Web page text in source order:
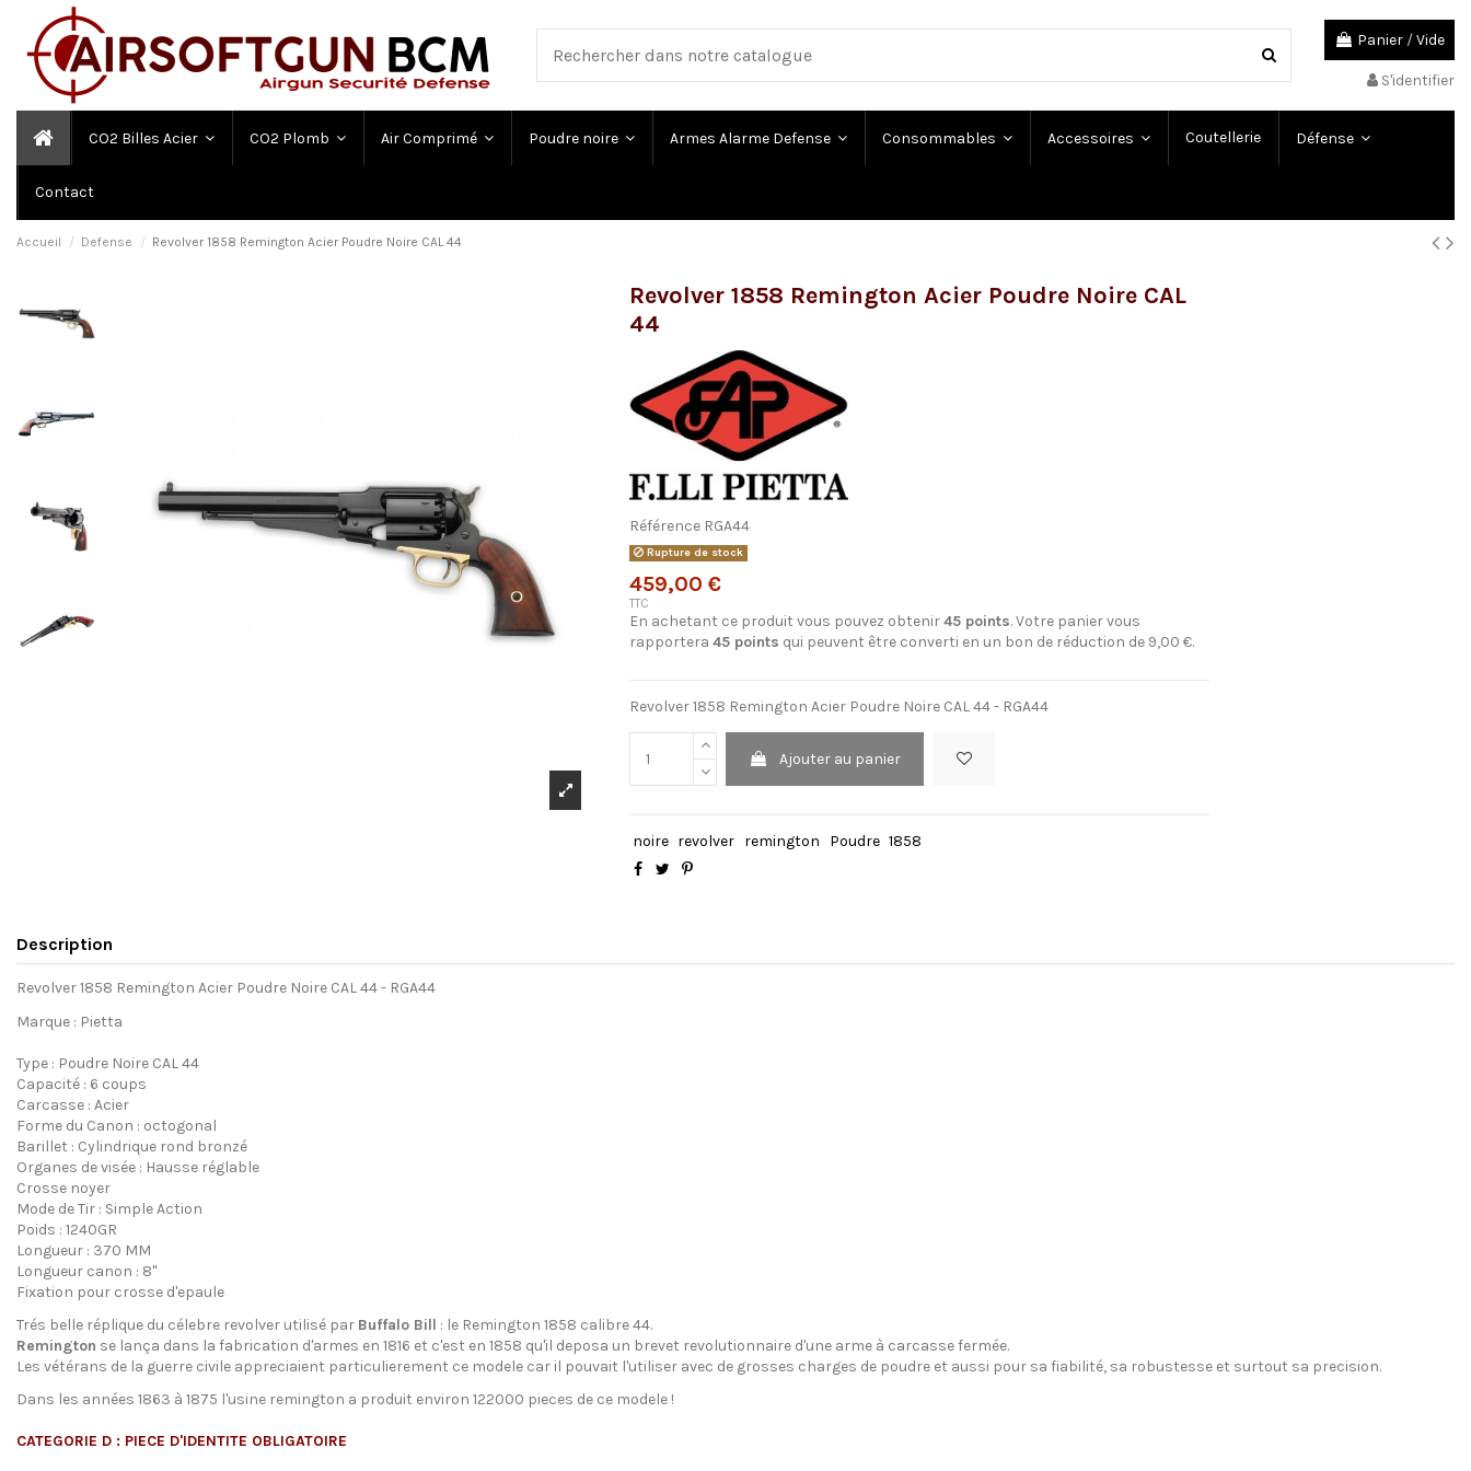
Panier /Vide
S'identifier
CO2 Billes Acier CO2 Plomb Air Comprimé Poudre noire Armes Alarme Defense Consommables Accessoires Coutellerie Défense
Contact
Accueil Defense Revolver 1858 Remington Acier Poudre Noire CAL 44
Revolver 1858 Remington Acier Poudre Noire CAL
44
Référence RGA44
Rupture de stock
459,00 €
TTC
En achetant ce produit vous pouvez obtenir45 points. Votre panier vous
rapportera 45 points qui peuvent être converti en un bon de réduction de 9,00 €.
Revolver 1858 Remington Acier Poudre Noire CAL 44 - RGA44
Ajouter au panier
noire revolver remington Poudre 1858
Description
Revolver 1858 Remington Acier Poudre Noire CAL 44 - RGA44
Marque : Pietta
Type : Poudre Noire CAL 44
Capacité : 6 coups
Carcasse : Acier
Forme du Canon : octogonal
Barillet : Cylindrique rond bronzé
Organes de visée : Hausse réglable
Crosse noyer
Mode de Tir : Simple Action
Poids : 1240GR
Longueur : 370 MM
Longueur canon : 8"
Fixation pour crosse d'epaule
Trés belle réplique du célebre revolver utilisé par Buffalo Bill : le Remington 1858 calibre 44.
Remington se lança dans la fabrication d'armes en 1816 et c'est en 1858 qu'il deposa un brevet revolutionnaire d'une arme à carcasse fermée.
Les vétérans de la guerre civile appreciaient particulierement ce modele car il pouvait l'utiliser avec de grosses charges de poudre et aussi pour sa fiabilité, sa robustesse et surtout sa precision.
Dans les années 1863 à 1875 l'usine remington a produit environ 122000 pieces de ce modele !
CATEGORIE D : PIECE D'IDENTITE OBLIGATOIRE